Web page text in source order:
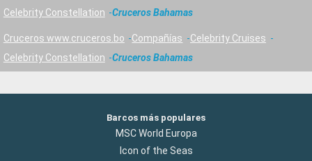
Celebrity Constellation
Cruceros Bahamas
Cruceros www.cruceros.bo Compañías
Celebrity Cruises
Celebrity Constellation
Cruceros Bahamas
Barcos más populares
MSC World Europa
Icon of the Seas